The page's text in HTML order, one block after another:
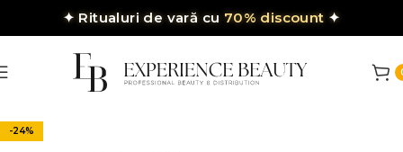
✦ Ritualuri de vară cu 70% discount ✦
-24%